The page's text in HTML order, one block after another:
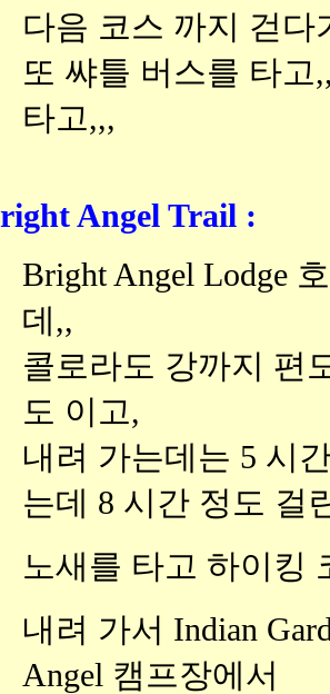
다음 코스 까지 걷다
또 쌰틀 버스를 타고
타고,,,
Angel Trail :
Bright Angel Lodge
데,,
콜로라도 강까지 편
도 이고,
내려 가는데는 5 시
는데 8 시간 정도 걸
노새를 타고 하이킹
내려 가서 Indian
Angel 캠프장에서